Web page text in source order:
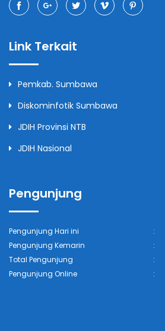
Link Terkait
Pemkab. Sumbawa
Diskominfotik Sumbawa
JDIH Provinsi NTB
JDIH Nasional
Pengunjung
Pengunjung Hari ini :
Pengunjung Kemarin
:
Total Pengunjung
:
Pengunjung Online
: